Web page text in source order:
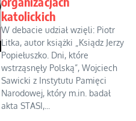
katolickich
W debacie udział wzięli: Piotr
Litka, autor książki „Ksiądz Jerzy
Popiełuszko. Dni, które
wstrząsnęły Polską”, Wojciech
Sawicki z Instytutu Pamięci
Narodowej, który m.in. badał
akta STASI,...